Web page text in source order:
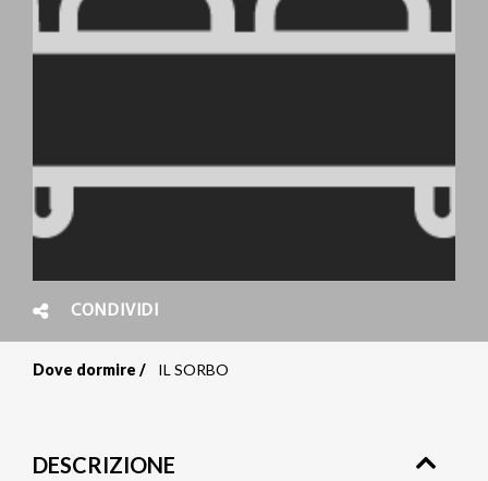
CONDIVIDI
Dove dormire IL SORBO
DESCRIZIONE